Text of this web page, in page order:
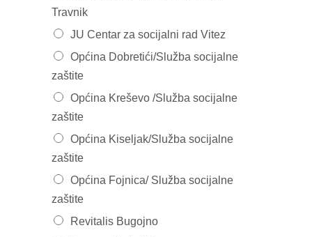
Travnik
JU Centar za socijalni rad Vitez
Općina Dobretići/Služba socijalne
zaštite
Općina Kreševo /Služba socijalne
zaštite
Općina Kiseljak/Služba socijalne
zaštite
Općina Fojnica/ Služba socijalne
zaštite
Revitalis Bugojno